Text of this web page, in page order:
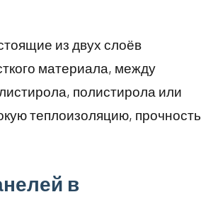
из двух слоёв
материала, между
полистирола или
теплоизоляцию, прочность
в